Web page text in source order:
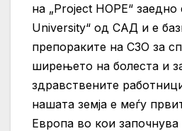
на „Project HOPE“
University“ од САД и е
препораките на СЗО за
ширењето на болеста и
здравствените
нашата земја е меѓу
Европа во кои започнува